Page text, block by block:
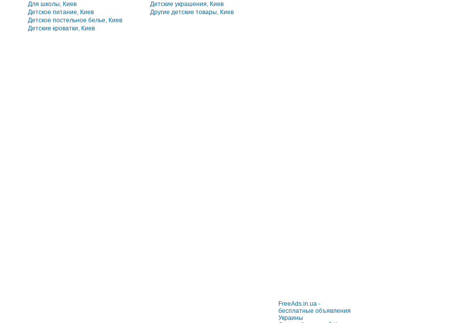
Для школы, Киев
Детское питание, Киев
Детское постельное белье, Киев
Детские кроватки, Киев
Детские украшения, Киев
Другие детские товары, Киев
FreeAds.in.ua -
бесплатные объявления
Украины